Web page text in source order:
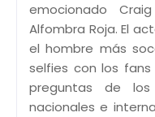
emocionado
Alfombra Roja. El
el hombre más
selfies con los
preguntas de
nacionales e